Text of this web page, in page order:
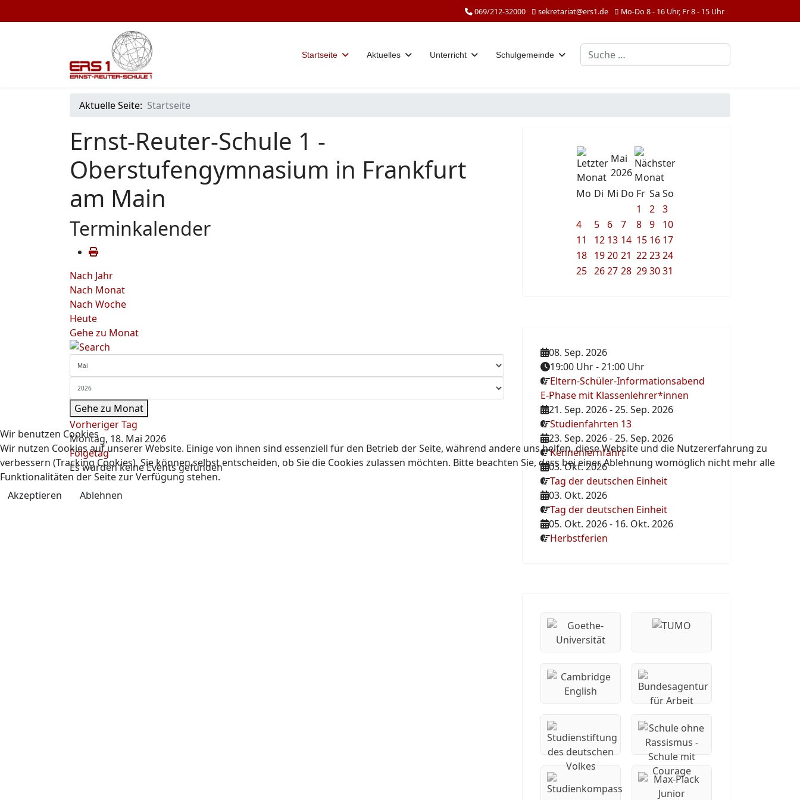
069/212-32000 sekretariat@ers1.de Mo-Do 8 - 16 Uhr, Fr 8 - 15 Uhr
Startseite Aktuelles Unterricht Schulgemeinde Suchen
Aktuelle Seite: Startseite
Ernst-Reuter-Schule 1 -
Oberstufengymnasium in Frankfurt
am Main
Terminkalender
Nach Jahr
Nach Monat
Nach Woche
Heute
Gehe zu Monat
Gehe zu Monat
Vorheriger Tag
Montag, 18. Mai 2026
Folgetag
Es wurden keine Events gefunden
Mai
2026
Mo Di Mi Do Fr Sa So
1
2 3
4
5 6 7 8 9
10
11
12 13 14 15 16 17
18 1920 21 222324
25 2627 28 293031
08. Sep. 2026
19:00 Uhr-21:00 Uhr
Eltern-Schüler-Informationsabend
E-Phase mit Klassenlehrer*innen
21. Sep. 2026-25. Sep. 2026
Studienfahrten 13
23. Sep. 2026-25. Sep. 2026
Kennenlernfahrt
03. Okt. 2026
Tag der deutschen Einheit
03. Okt. 2026
Tag der deutschen Einheit
05. Okt. 2026- 16. Okt. 2026
Herbstferien
Wir benutzen Cookies
Wir nutzen Cookies auf unserer Website. Einige von ihnen sind essenziell für den Betrieb der Seite, während andere uns helfen, diese Website und die Nutzererfahrung zu
verbessern (Tracking Cookies). Sie können selbst entscheiden, ob Sie die Cookies zulassen möchten. Bitte beachten Sie, dass bei einer Ablehnung womöglich nicht mehr alle
Funktionalitäten der Seite zur Verfügung stehen.
Akzeptieren
Ablehnen